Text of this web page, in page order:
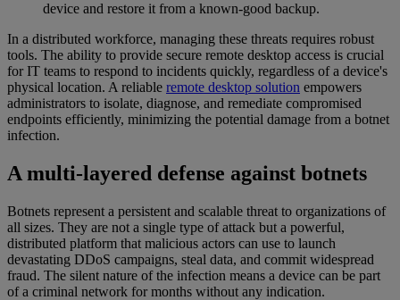
device and restore it from a known-good backup.
In a distributed workforce, managing these threats requires robust
tools. The ability to provide secure remote desktop access is crucial
for IT teams to respond to incidents quickly, regardless of a device's
physical location. A reliable remote desktop solution empowers
administrators to isolate, diagnose, and remediate compromised
endpoints efficiently, minimizing the potential damage from a botnet
infection.
A multi-layered defense against botnets
Botnets represent a persistent and scalable threat to organizations of
all sizes. They are not a single type of attack but a powerful,
distributed platform that malicious actors can use to launch
devastating DDoS campaigns, steal data, and commit widespread
fraud. The silent nature of the infection means a device can be part
of a criminal network for months without any indication.